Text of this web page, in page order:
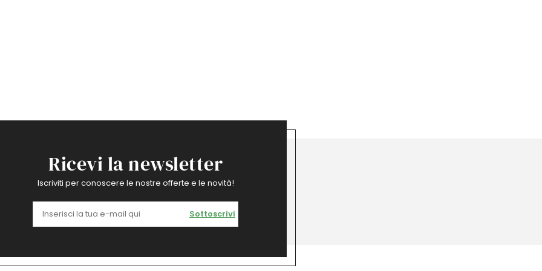
Ricevi la newsletter
Iscriviti per conoscere le nostre offerte e le novità!
Sottoscrivi